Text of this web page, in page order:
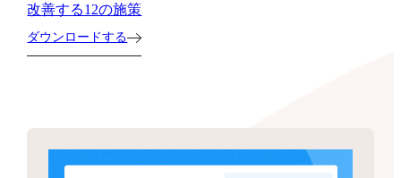
改善する12の施策
ダウンロードする